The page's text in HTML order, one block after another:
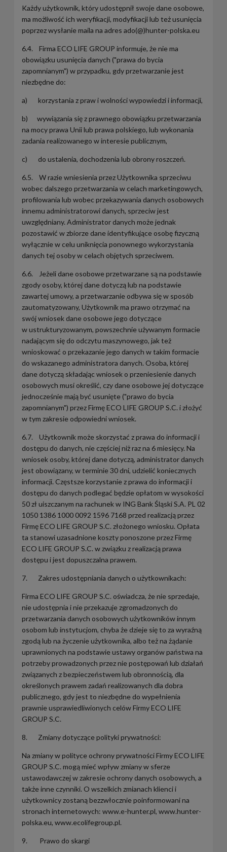
Każdy użytkownik, który udostępnił swoje dane osobowe,
ma możliwość ich weryfikacji, modyfikacji lub też usunięcia
poprzez wysłanie maila na adres ado(@)hunter-polska.eu
6.4. Firma ECO LIFE GROUP informuje, że nie ma
obowiązku usunięcia danych ("prawa do bycia
zapomnianym") w przypadku, gdy przetwarzanie jest
niezbędne do:
a) korzystania z praw i wolności wypowiedzi i informacji,
b) wywiązania się z prawnego obowiązku przetwarzania
na mocy prawa Unii lub prawa polskiego, lub wykonania
zadania realizowanego w interesie publicznym,
c) do ustalenia, dochodzenia lub obrony roszczeń.
6.5. W razie wniesienia przez Użytkownika sprzeciwu
wobec dalszego przetwarzania w celach marketingowych,
profilowania lub wobec przekazywania danych osobowych
innemu administratorowi danych, sprzeciw jest
uwzględniany. Administrator danych może jednak
pozostawić w zbiorze dane identyfikujące osobę fizyczną
wyłącznie w celu uniknięcia ponownego wykorzystania
danych tej osoby w celach objętych sprzeciwem.
6.6. Jeżeli dane osobowe przetwarzane są na podstawie
zgody osoby, której dane dotyczą lub na podstawie
zawartej umowy, a przetwarzanie odbywa się w sposób
zautomatyzowany, Użytkownik ma prawo otrzymać na
swój wniosek dane osobowe jego dotyczące
w ustrukturyzowanym, powszechnie używanym formacie
nadającym się do odczytu maszynowego, jak też
wnioskować o przekazanie jego danych w takim formacie
do wskazanego administratora danych. Osoba, której
dane dotyczą składając wniosek o przeniesienie danych
osobowych musi określić, czy dane osobowe jej dotyczące
jednocześnie mają być usunięte ("prawo do bycia
zapomnianym") przez Firmę ECO LIFE GROUP S.C. i złożyć
w tym zakresie odpowiedni wniosek.
6.7. Użytkownik może skorzystać z prawa do informacji i
dostępu do danych, nie częściej niż raz na 6 miesięcy. Na
wniosek osoby, której dane dotyczą, administrator danych
jest obowiązany, w terminie 30 dni, udzielić koniecznych
informacji. Częstsze korzystanie z prawa do informacji i
dostępu do danych podlegać będzie opłatom w wysokości
50 zł uiszczanym na rachunek w ING Bank Śląski S.A. PL 02
1050 1386 1000 0092 1596 7168 przed realizacją przez
Firmę ECO LIFE GROUP S.C. złożonego wniosku. Opłata
ta stanowi uzasadnione koszty ponoszone przez Firmę
ECO LIFE GROUP S.C. w związku z realizacją prawa
dostępu i jest dopuszczalna prawem.
7. Zakres udostępniania danych o użytkownikach:
Firma ECO LIFE GROUP S.C. oświadcza, że nie sprzedaje,
nie udostępnia i nie przekazuje zgromadzonych do
przetwarzania danych osobowych użytkowników innym
osobom lub instytucjom, chyba że dzieje się to za wyraźną
zgodą lub na życzenie użytkownika, albo też na żądanie
uprawnionych na podstawie ustawy organów państwa na
potrzeby prowadzonych przez nie postępowań lub działań
związanych z bezpieczeństwem lub obronnością, dla
określonych prawem zadań realizowanych dla dobra
publicznego, gdy jest to niezbędne do wypełnienia
prawnie usprawiedliwionych celów Firmy ECO LIFE
GROUP S.C.
8. Zmiany dotyczące polityki prywatności:
Na zmiany w polityce ochrony prywatności Firmy ECO LIFE
GROUP S.C. mogą mieć wpływ zmiany w sferze
ustawodawczej w zakresie ochrony danych osobowych, a
także inne czynniki. O wszelkich zmianach klienci i
użytkownicy zostaną bezzwłocznie poinformowani na
stronach internetowych: www.e-hunter.pl, www.hunter-
polska.eu, www.ecolifegroup.pl.
9. Prawo do skargi